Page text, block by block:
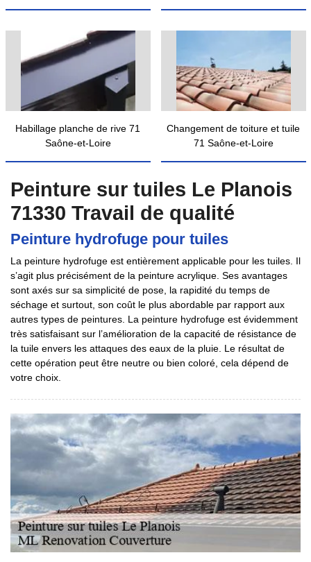
Habillage planche de rive 71
Saône-et-Loire
Changement de toiture et tuile
71 Saône-et-Loire
Peinture sur tuiles Le Planois
71330 Travail de qualité
Peinture hydrofuge pour tuiles
La peinture hydrofuge est entièrement applicable pour les tuiles. Il
s’agit plus précisément de la peinture acrylique. Ses avantages
sont axés sur sa simplicité de pose, la rapidité du temps de
séchage et surtout, son coût le plus abordable par rapport aux
autres types de peintures. La peinture hydrofuge est évidemment
très satisfaisant sur l’amélioration de la capacité de résistance de
la tuile envers les attaques des eaux de la pluie. Le résultat de
cette opération peut être neutre ou bien coloré, cela dépend de
votre choix.